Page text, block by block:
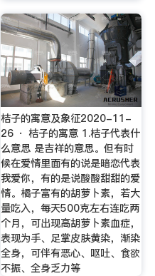
桔子的寓意及象征2020-11-
26 · 桔子的寓意 1.桔子代表什
么意思 是吉祥的意思。但有时
候在爱情里面有的说是暗恋代表
我爱你，有的是说酸酸甜甜的爱
情。橘子富有的胡萝卜素，若大
量吃入，每天500克左右连吃两
个月，可出现高胡萝卜素血症，
表现为手、足掌皮肤黄染，渐染
全身，可伴有恶心、呕吐、食欲
不振、全身乏力等